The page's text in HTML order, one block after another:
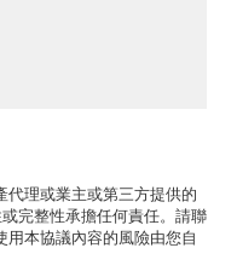
代理或業主或第三方提供的
完整性承擔任何責任。請聯
本協議內容的風險由您自